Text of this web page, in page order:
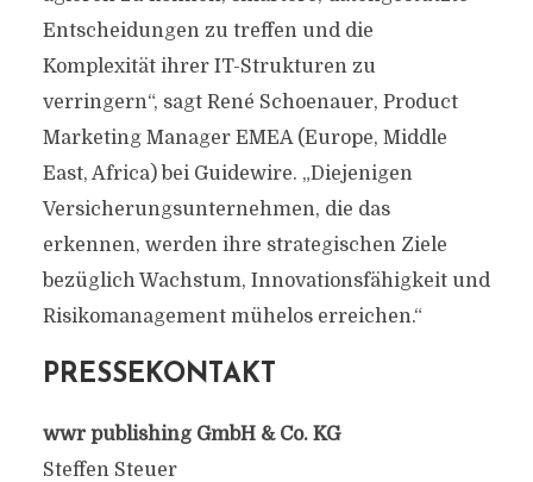
Entscheidungen zu treffen und die
Komplexität ihrer IT-Strukturen zu
verringern“, sagt René Schoenauer, Product
Marketing Manager EMEA (Europe, Middle
East, Africa) bei Guidewire. „Diejenigen
Versicherungsunternehmen, die das
erkennen, werden ihre strategischen Ziele
bezüglich Wachstum, Innovationsfähigkeit und
Risikomanagement mühelos erreichen.“
PRESSEKONTAKT
wwr publishing GmbH & Co. KG
Steffen Steuer